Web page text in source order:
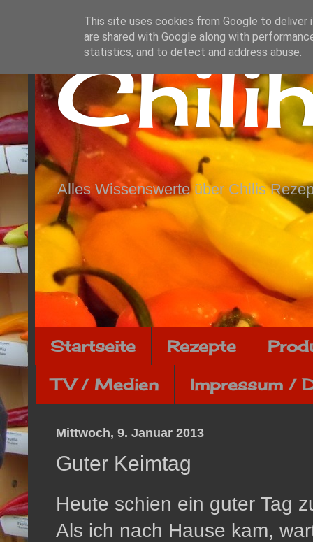
Alles Wissenswerte über Chilis
Startseite Rezepte
TV / Medien Impressum /
Mittwoch, 9. Januar 2013
Guter Keimtag
Heute schien ein guter Tag
Als ich nach Hause kam,
This site uses cookies from Google to deliver
are shared with Google along with
statistics, and to detect and address abuse.